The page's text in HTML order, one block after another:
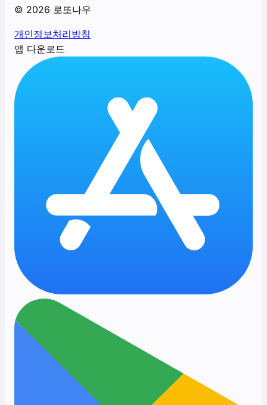
© 2026 로또나우
개인정보처리방침
앱 다운로드